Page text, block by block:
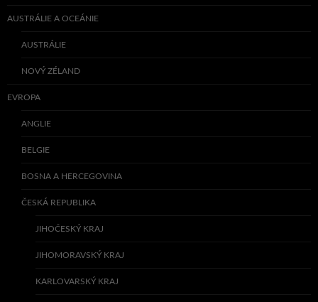
AUSTRÁLIE A OCEÁNIE
AUSTRÁLIE
NOVÝ ZÉLAND
EVROPA
ANGLIE
BELGIE
BOSNA A HERCEGOVINA
ČESKÁ REPUBLIKA
JIHOČESKÝ KRAJ
JIHOMORAVSKÝ KRAJ
KARLOVARSKÝ KRAJ